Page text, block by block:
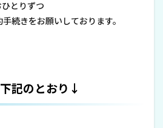
とりずつ
続きをお願いしております。
記のとおり↓